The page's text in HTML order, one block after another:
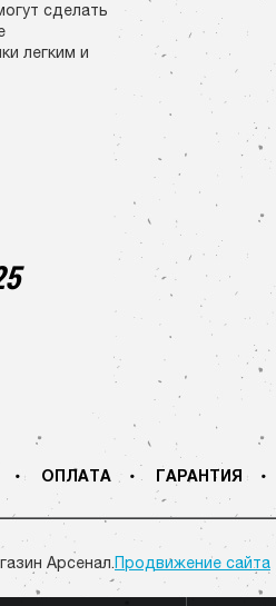
сделать
легким и
ОПЛАТА ГАРАНТИЯ
Продвижение сайта
Арсенал.